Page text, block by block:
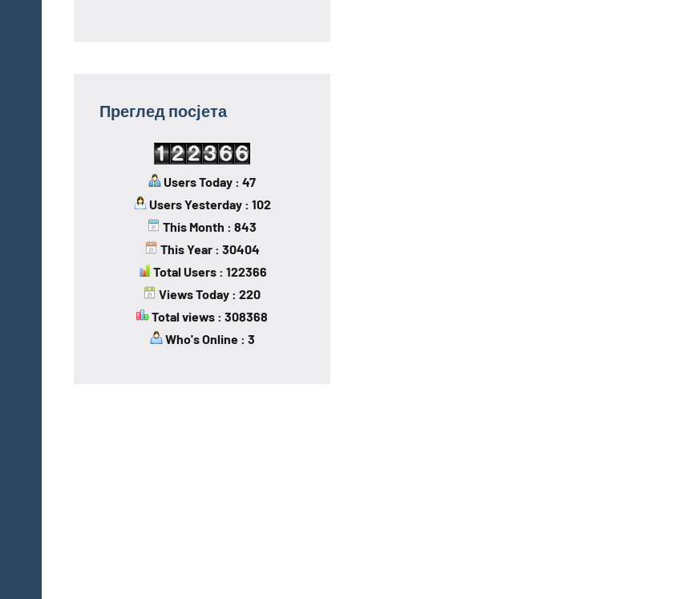
Преглед посјета
Users Today : 47
Users Yesterday : 102
This Month : 843
This Year : 30404
Total Users : 122366
Views Today : 220
Total views : 308368
Who's Online : 3